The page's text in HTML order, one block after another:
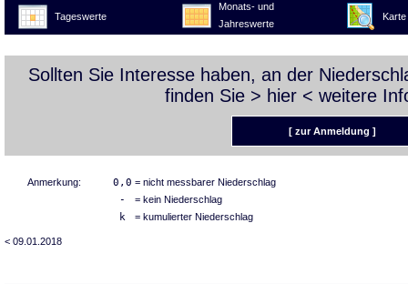
Tageswerte
Monats- und
Jahreswerte
Karte
Sollten Sie Interesse haben, an der
finden Sie > hier < weitere
[ zur Anmeldung ]
Anmerkung: 0,0 = nicht messbarer Niederschlag
- = kein Niederschlag
k = kumulierter Niederschlag
< 09.01.2018